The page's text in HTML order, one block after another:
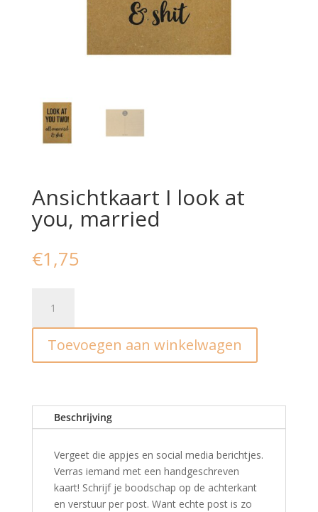
Ansichtkaart I look at
you, married
€1,75
look
you,
Toevoegen aan winkelwagen
Beschrijving
Vergeet die appjes en social media berichtjes.
Verras iemand met een handgeschreven
kaart! Schrijf je boodschap op de achterkant
en verstuur per post. Want echte post is zo